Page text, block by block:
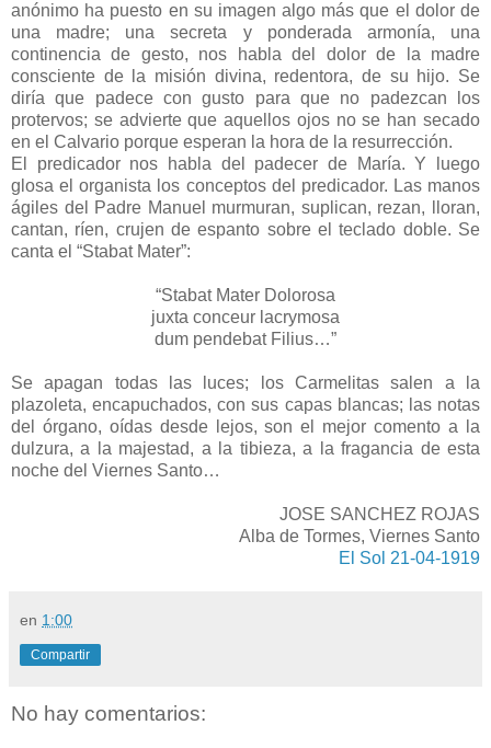
anónimo ha puesto en su imagen algo más que el dolor de
una madre; una secreta y ponderada armonía, una
continencia de gesto, nos habla del dolor de la madre
consciente de la misión divina, redentora, de su hijo. Se
diría que padece con gusto para que no padezcan los
protervos; se advierte que aquellos ojos no se han secado
en el Calvario porque esperan la hora de la resurrección.
El predicador nos habla del padecer de María. Y luego
glosa el organista los conceptos del predicador. Las manos
ágiles del Padre Manuel murmuran, suplican, rezan, lloran,
cantan, ríen, crujen de espanto sobre el teclado doble. Se
canta el “Stabat Mater”:
“Stabat Mater Dolorosa
juxta conceur lacrymosa
dum pendebat Filius…”
Se apagan todas las luces; los Carmelitas salen a la
plazoleta, encapuchados, con sus capas blancas; las notas
del órgano, oídas desde lejos, son el mejor comento a la
dulzura, a la majestad, a la tibieza, a la fragancia de esta
noche del Viernes Santo…
JOSE SANCHEZ ROJAS
Alba de Tormes, Viernes Santo
El Sol 21-04-1919
en 1:00
Compartir
No hay comentarios: